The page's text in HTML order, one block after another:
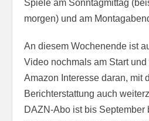
Spiele am Sonntagmittag
morgen) und am
An diesem Wochenende ist
Video nochmals am Start
Amazon Interesse daran, mit
Berichterstattung auch
DAZN-Abo ist bis September